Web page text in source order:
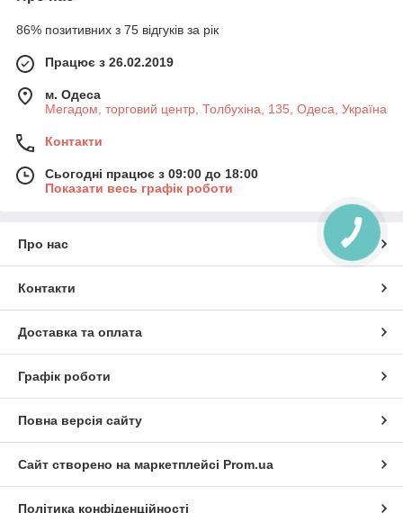
86% позитивних з 75 відгуків за рік
Працює з 26.02.2019
м. Одеса
Мегадом, торговий центр, Толбухіна, 135, Одеса, Україна
Контакти
Сьогодні працює з 09:00 до 18:00
Показати весь графік роботи
Про нас
Контакти
Доставка та оплата
Графік роботи
Повна версія сайту
Сайт створено на маркетплейсі Prom.ua
Політика конфіденційності